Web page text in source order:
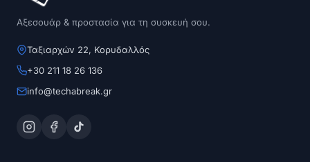
Αξεσουάρ & προστασία για τη συσκευή σου.
Ταξιαρχών 22, Κορυδαλλός
+30 211 18 26 136
info@techabreak.gr